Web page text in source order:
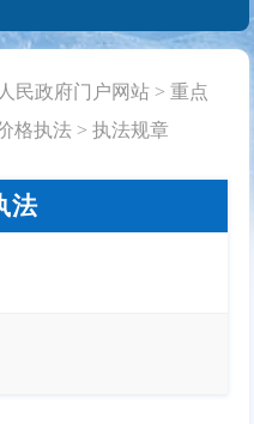
民政府门户网站 >重点
格执法 >执法规章
法